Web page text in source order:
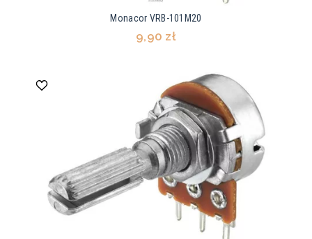
Monacor VRB-101M20
9,90 zł